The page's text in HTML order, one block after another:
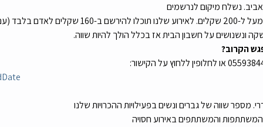
נשלח מיקום לנרשמים
המחיר של ספיד דייט בארץ מעל ל-200 שקלים. לאירוע
ונשנושים על חשבון הבית אז בכלל הולך להיות שווה.
הקרוב?
מספר שווה של גברים ונשים בפעילויות ההכרויות שלנו
והמשתתפים באירוע חסויה